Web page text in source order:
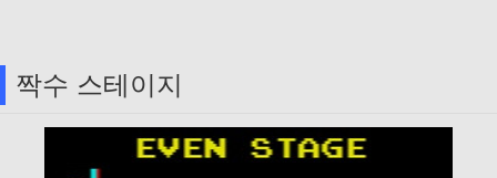
짝수 스테이지